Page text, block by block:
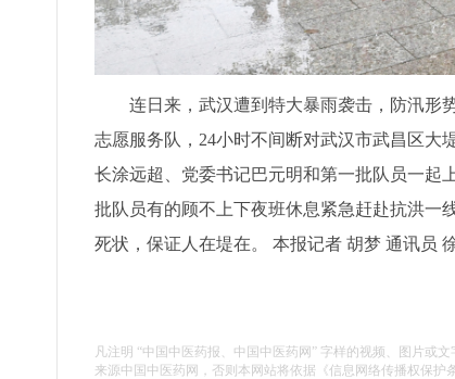
连日来，武汉遭到特大暴雨袭击，防汛形势
志愿服务队，24小时不间断对武汉市武昌区大
长涂远超、党委书记巴元明和第一批队员一起
批队员有的顾不上下夜班休息紧急赶赴抗洪一
死状，保证人在堤在。 本报记者 胡梦 通讯员
凡注明 “中国中医药报、中国中医药网” 字样的视频、图片或
来源中国中医药网，否则本网站将依据《信息网络传播权保护